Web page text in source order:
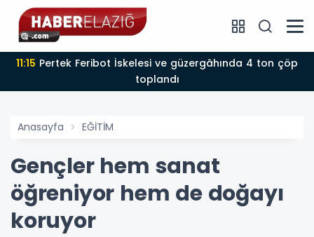
11:15
toplandı
Anasayfa EĞİTİM
Gençler hem sanat
öğreniyor hem de doğayı
koruyor